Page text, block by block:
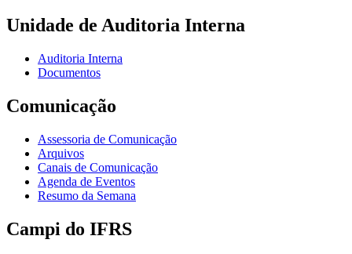
Unidade de Auditoria Interna
Auditoria Interna
Documentos
Comunicação
Assessoria de Comunicação
Arquivos
Canais de Comunicação
Agenda de Eventos
Resumo da Semana
Campi do IFRS